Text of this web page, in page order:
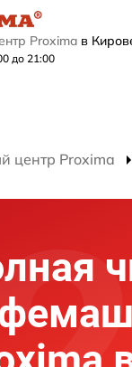
Proxima в
до 21:00
центр Proxima